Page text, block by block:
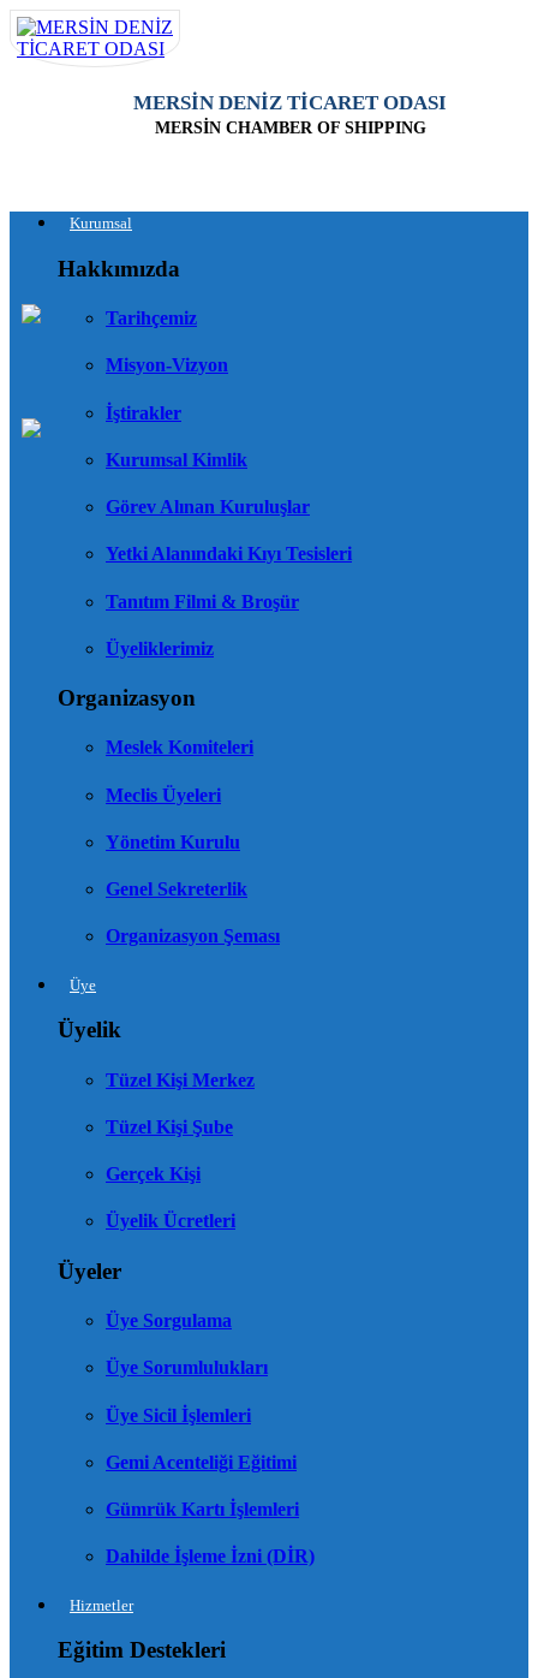
MERSİN DENİZ TİCARET ODASI
MERSİN CHAMBER OF SHIPPING
Kurumsal
Hakkımızda
Tarihçemiz
Misyon-Vizyon
İştirakler
Kurumsal Kimlik
Görev Alınan Kuruluşlar
Yetki Alanındaki Kıyı Tesisleri
Tanıtım Filmi & Broşür
Üyeliklerimiz
Organizasyon
Meslek Komiteleri
Meclis Üyeleri
Yönetim Kurulu
Genel Sekreterlik
Organizasyon Şeması
Üye
Üyelik
Tüzel Kişi Merkez
Tüzel Kişi Şube
Gerçek Kişi
Üyelik Ücretleri
Üyeler
Üye Sorgulama
Üye Sorumlulukları
Üye Sicil İşlemleri
Gemi Acenteliği Eğitimi
Gümrük Kartı İşlemleri
Dahilde İşleme İzni (DİR)
Hizmetler
Eğitim Destekleri